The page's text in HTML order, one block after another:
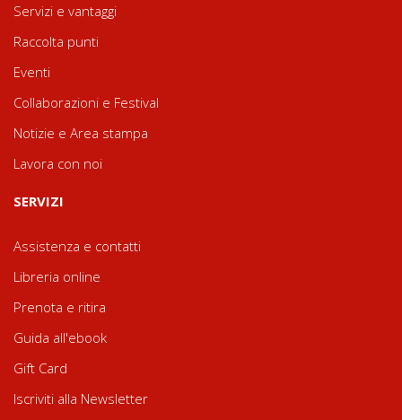
Servizi e vantaggi
Raccolta punti
Eventi
Collaborazioni e Festival
Notizie e Area stampa
Lavora con noi
SERVIZI
Assistenza e contatti
Libreria online
Prenota e ritira
Guida all'ebook
Gift Card
Iscriviti alla Newsletter